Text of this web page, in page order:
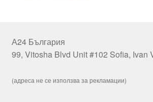
А24 България
99, Vitosha Blvd Unit #102 Sofia, Ivan
(адреса не се използва за рекламации)